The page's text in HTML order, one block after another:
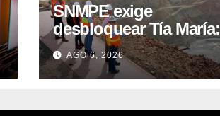
SNMPE exige
desbloquear Tía María:
el proyecto de
US$1.400M que Perú
lleva 15 años
AGO 6, 2026